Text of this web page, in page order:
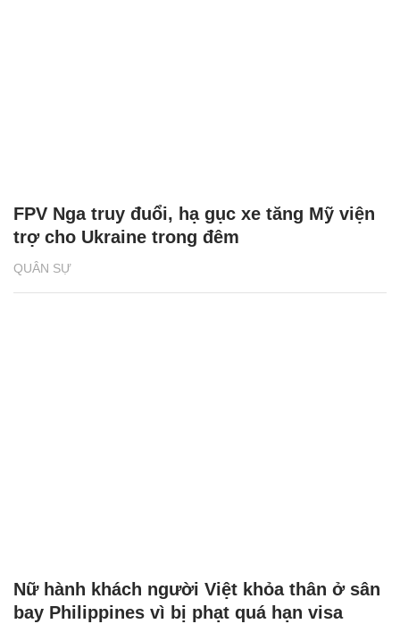
QUÂN SỰ
FPV Nga truy đuổi, hạ gục xe tăng Mỹ viện
trợ cho Ukraine trong đêm
Nữ hành khách người Việt khỏa thân ở sân
bay Philippines vì bị phạt quá hạn visa